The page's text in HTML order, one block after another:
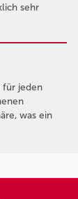
sehr
für jeden
was ein